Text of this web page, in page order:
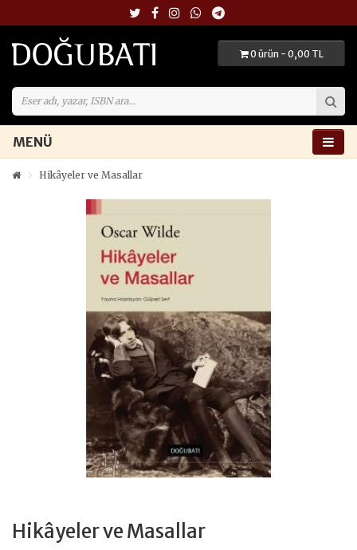
0 ürün - 0,00 TL
MENÜ
Hikâyeler ve Masallar
Hikâyeler ve Masallar